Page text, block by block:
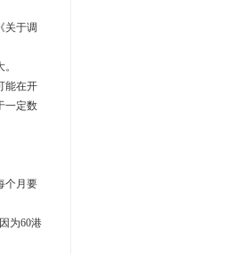
关于调
能在开
一定数
个月要
为60港